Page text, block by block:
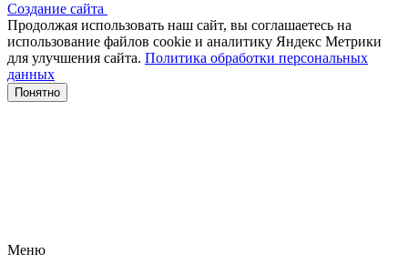
Создание сайта
Продолжая использовать наш сайт, вы соглашаетесь на
использование файлов сооkіе и аналитику Яндекс Метрики
для улучшения сайта. Политика обработки персональных
данных
Понятно
Меню